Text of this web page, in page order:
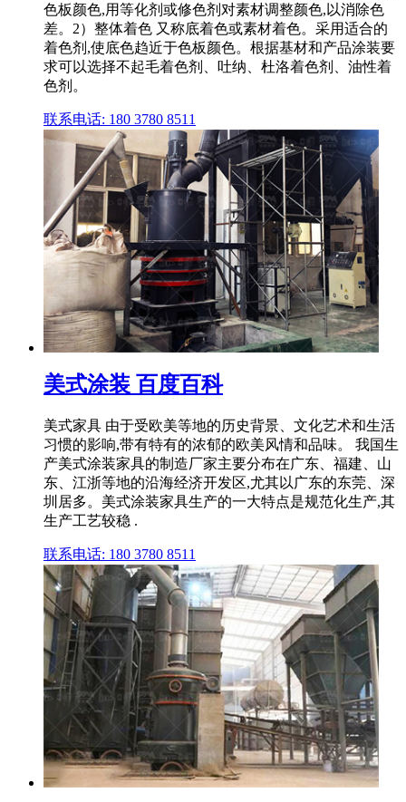
色板颜色,用等化剂或修色剂对素材调整颜色,以消除色
差。2）整体着色 又称底着色或素材着色。采用适合的
着色剂,使底色趋近于色板颜色。根据基材和产品涂装要
求可以选择不起毛着色剂、吐纳、杜洛着色剂、油性着
色剂。
联系电话: 180 3780 8511
美式涂装 百度百科
美式家具 由于受欧美等地的历史背景、文化艺术和生活
习惯的影响,带有特有的浓郁的欧美风情和品味。 我国生
产美式涂装家具的制造厂家主要分布在广东、福建、山
东、江浙等地的沿海经济开发区,尤其以广东的东莞、深
圳居多。美式涂装家具生产的一大特点是规范化生产,其
生产工艺较稳 .
联系电话: 180 3780 8511